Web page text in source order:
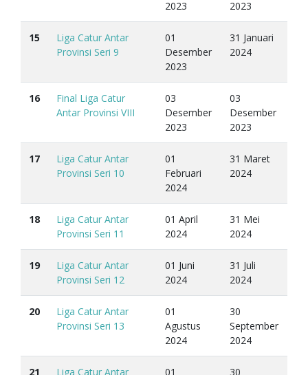
2023
2023
15
Liga Catur Antar
Provinsi Seri 9
01
Desember
2023
31 Januari
2024
16
Final Liga Catur
Antar Provinsi VIII
03
Desember
2023
03
Desember
2023
17
Liga Catur Antar
Provinsi Seri 10
01
Februari
2024
31 Maret
2024
18
Liga Catur Antar
Provinsi Seri 11
01 April
2024
31 Mei
2024
19
Liga Catur Antar
Provinsi Seri 12
01 Juni
2024
31 Juli
2024
20
Liga Catur Antar
Provinsi Seri 13
01
Agustus
2024
30
September
2024
21 Liga Catur Antar 01 30